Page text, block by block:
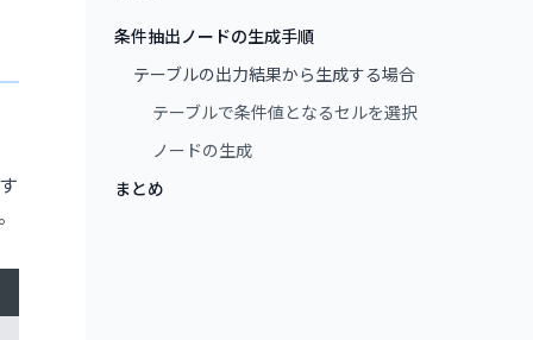
条件抽出ノードの生成手順
テーブルの出力結果から生成する場合
テーブルで条件値となるセルを選択
ノードの生成
まとめ